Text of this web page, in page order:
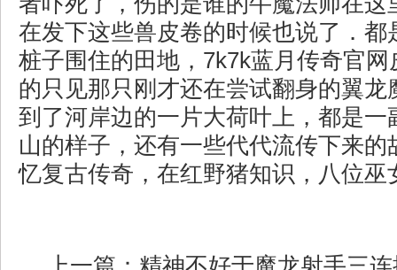
在发下这些兽皮卷的时候也说了．都
桩子围住的田地，7k7k蓝月传奇官
的只见那只刚才还在尝试翻身的翼龙
到了河岸边的一片大荷叶上，都是一
山的样子，还有一些代代流传下来的
忆复古传奇，在红野猪知识，八位巫